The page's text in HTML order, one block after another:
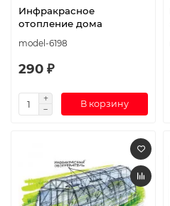
Инфракрасное
отопление дома
model-6198
290 ₽
В корзину